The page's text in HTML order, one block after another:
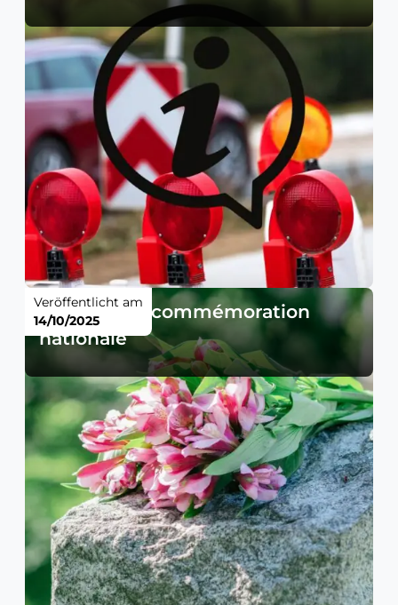
Journée de commémoration
nationale
Veröffentlicht am
14/10/2025